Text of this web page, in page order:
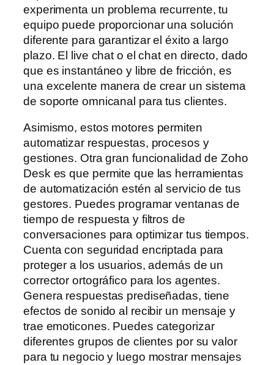
experimenta un problema recurrente, tu
equipo puede proporcionar una solución
diferente para garantizar el éxito a largo
plazo. El live chat o el chat en directo, dado
que es instantáneo y libre de fricción, es
una excelente manera de crear un sistema
de soporte omnicanal para tus clientes.
Asimismo, estos motores permiten
automatizar respuestas, procesos y
gestiones. Otra gran funcionalidad de Zoho
Desk es que permite que las herramientas
de automatización estén al servicio de tus
gestores. Puedes programar ventanas de
tiempo de respuesta y filtros de
conversaciones para optimizar tus tiempos.
Cuenta con seguridad encriptada para
proteger a los usuarios, además de un
corrector ortográfico para los agentes.
Genera respuestas prediseñadas, tiene
efectos de sonido al recibir un mensaje y
trae emoticones. Puedes categorizar
diferentes grupos de clientes por su valor
para tu negocio y luego mostrar mensajes